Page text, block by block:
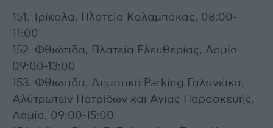
151. Τρίκαλα, Πλατεία Καλαμπάκας, 08:00-
11:00
152. Φθιώτιδα, Πλατεία Ελευθερίας, Λαμία
09:00-13:00
153. Φθιώτιδα, Δημοτικό Parking Γαλανέικα,
Αλύτρωτων Πατρίδων και Αγίας Παρασκευής,
Λαμία, 09:00-15:00